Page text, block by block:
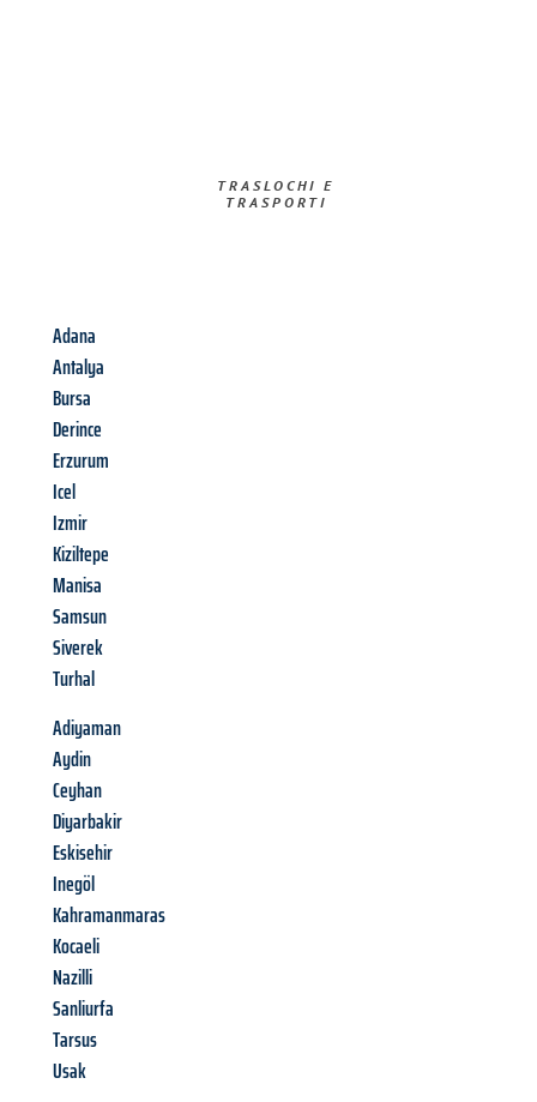
TRASLOCHI E
TRASPORTI​
Adana
Antalya
Bursa
Derince
Erzurum
Icel
Izmir
Kiziltepe
Manisa
Samsun
Siverek
Turhal
Adiyaman
Aydin
Ceyhan
Diyarbakir
Eskisehir
Inegöl
Kahramanmaras
Kocaeli
Nazilli
Sanliurfa
Tarsus
Usak